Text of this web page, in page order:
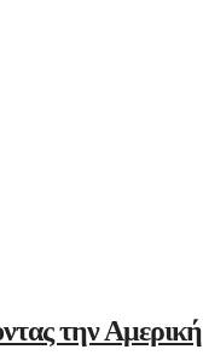
την Αμερική